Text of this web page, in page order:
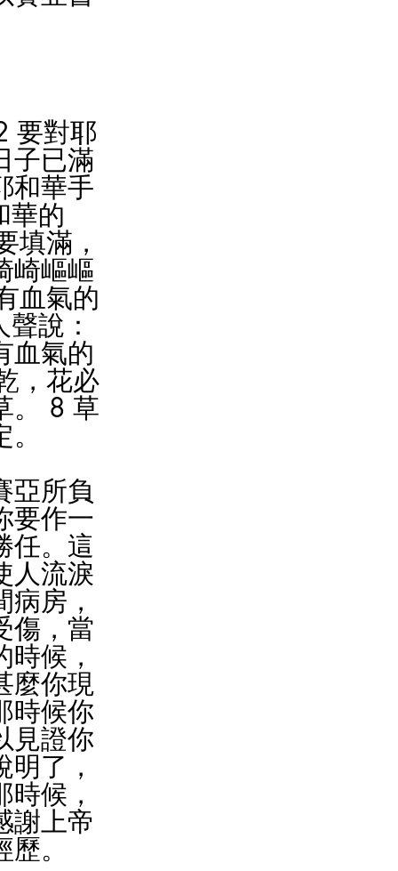
要對耶
子已滿
和華手
華的
填滿，
崎嶇嶇
血氣的
說：
血氣的
，花必
。 8 草
亞所負
要作一
任。這
人流淚
房，
傷，當
候，
麼你現
時候你
見證你
了，
候，
謝上帝
。